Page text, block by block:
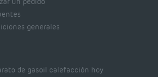
generales
de gasoil calefacción hoy